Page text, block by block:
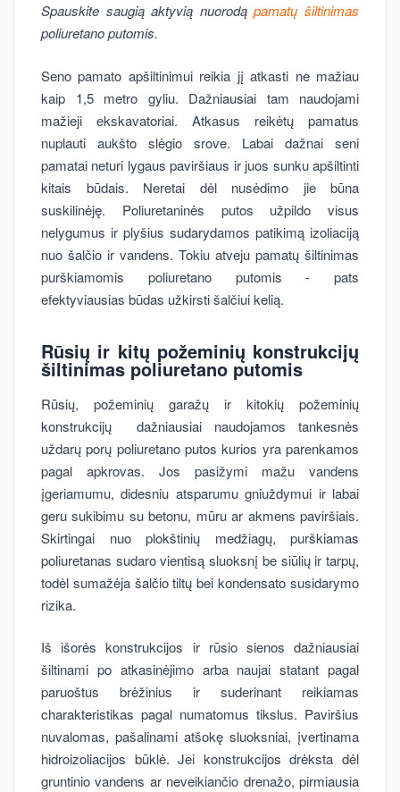
Spauskite saugią aktyvią nuorodąpamatų šiltinimas
poliuretano putomis.
Seno pamato apšiltinimui reikia jį atkasti ne mažiau
kaip 1,5 metro gyliu. Dažniausiai tam naudojami
mažieji ekskavatoriai. Atkasus reikėtų pamatus
nuplauti aukšto slėgio srove. Labai dažnai seni
pamatai neturi lygaus paviršiaus ir juos sunku apšiltinti
kitais būdais. Neretai dėl nusėdimo jie būna
suskilinėję. Poliuretaninės putos užpildo visus
nelygumus ir plyšius sudarydamos patikimą izoliaciją
nuo šalčio ir vandens. Tokiu atveju pamatų šiltinimas
purškiamomis poliuretano putomis - pats
efektyviausias būdas užkirsti šalčiui kelią.
Rūsių ir kitų požeminių konstrukcijų
šiltinimas poliuretano putomis
Rūsių, požeminių garažų ir kitokių požeminių
konstrukcijų dažniausiai naudojamos tankesnės
uždarų porų poliuretano putos kurios yra parenkamos
pagal apkrovas. Jos pasižymi mažu vandens
įgeriamumu, didesniu atsparumu gniuždymui ir labai
geru sukibimu su betonu, mūru ar akmens paviršiais.
Skirtingai nuo plokštinių medžiagų, purškiamas
poliuretanas sudaro vientisą sluoksnį be siūlių ir tarpų,
todėl sumažėja šalčio tiltų bei kondensato susidarymo
rizika.
Iš išorės konstrukcijos ir rūsio sienos dažniausiai
šiltinami po atkasinėjimo arba naujai statant pagal
paruoštus brėžinius ir suderinant reikiamas
charakteristikas pagal numatomus tikslus. Paviršius
nuvalomas, pašalinami atšokę sluoksniai, įvertinama
hidroizoliacijos būklė. Jei konstrukcijos drėksta dėl
gruntinio vandens ar neveikiančio drenažo, pirmiausia